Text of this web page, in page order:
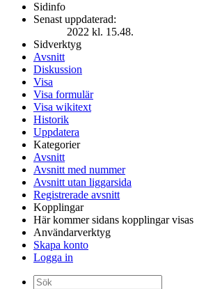
Sidinfo
Senast uppdaterad:
2022 kl. 15.48.
Sidverktyg
Avsnitt
Diskussion
Visa
Visa formulär
Visa wikitext
Historik
Uppdatera
Kategorier
Avsnitt
Avsnitt med nummer
Avsnitt utan liggarsida
Registrerade avsnitt
Kopplingar
Här kommer sidans kopplingar visas
Användarverktyg
Skapa konto
Logga in